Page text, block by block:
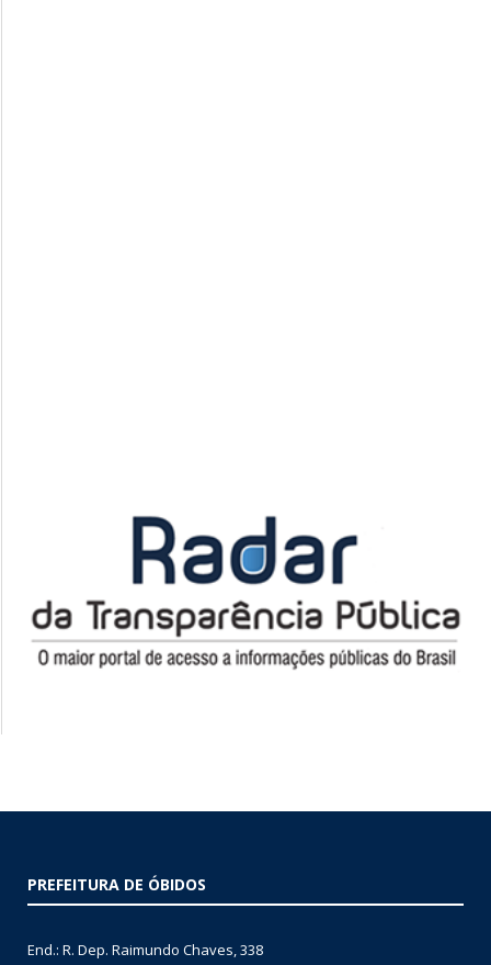
PREFEITURA DE ÓBIDOS
End.: R. Dep. Raimundo Chaves, 338